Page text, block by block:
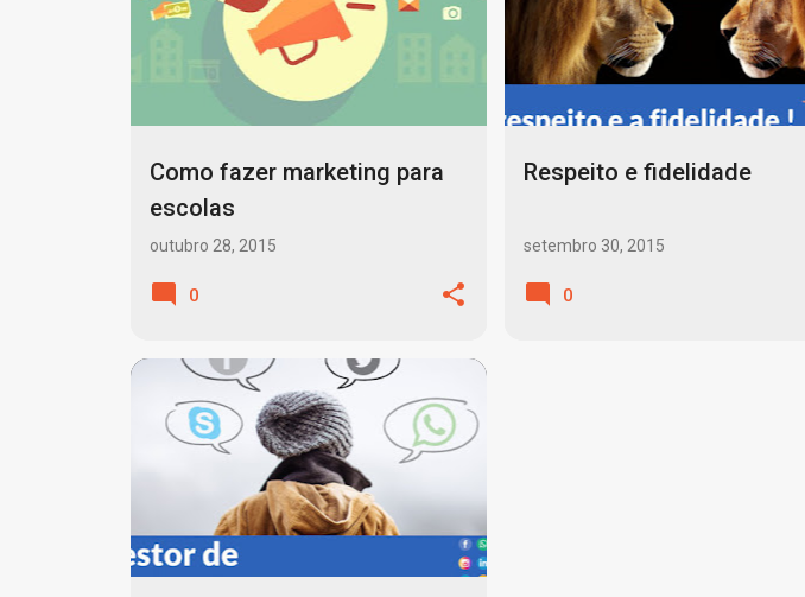
Como fazer marketing para
escolas
outubro 28, 2015
0
Respeito e fidelidade
setembro 30, 2015
0
CONTEÚDO DIGITAL GESTOR +9